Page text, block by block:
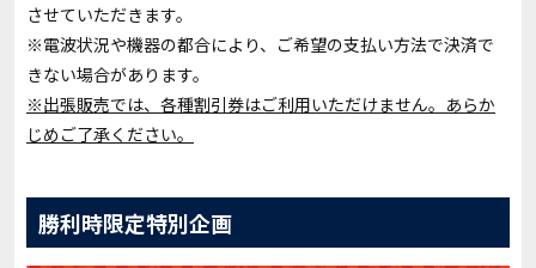
させていただきます。
※電波状況や機器の都合により、ご希望の支払い方法で決済で
きない場合があります。
※出張販売では、各種割引券はご利用いただけません。あらか
じめご了承ください。
勝利時限定特別企画